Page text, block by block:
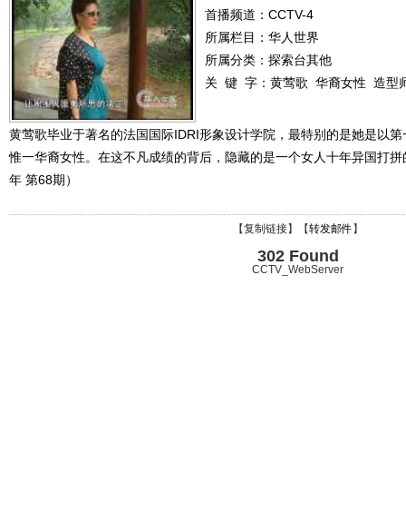
首播频道： CCTV-4
所属栏目： 华人世界
所属分类：探索台其他
关 键 字： 黄莺歌 华裔女性 造型
黄莺歌毕业于著名的法国国际IDRI形象设计学院，最特别的是她是以
惟一华裔女性。在这不凡成绩的背后，隐藏的是一个女人十年异国打
年 第68期）
【复制链接】【转发邮件 】
302 Found
CCTV_WebServer